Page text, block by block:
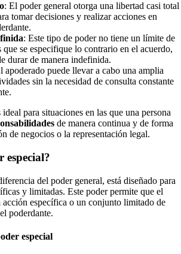
: El poder general otorga una libertad casi total
tomar decisiones y realizar acciones en
: Este tipo de poder no tiene un límite de
que se especifique lo contrario en el acuerdo,
durar de manera indefinida.
apoderado puede llevar a cabo una amplia
sin la necesidad de consulta constante
ideal para situaciones en las que una persona
de manera continua y de forma
de negocios o la representación legal.
especial?
del poder general, está diseñado para
y limitadas. Este poder permite que el
acción específica o un conjunto limitado de
poderdante.
especial